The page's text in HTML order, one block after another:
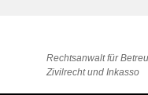
Rechtsanwalt für
Zivilrecht und Inkasso